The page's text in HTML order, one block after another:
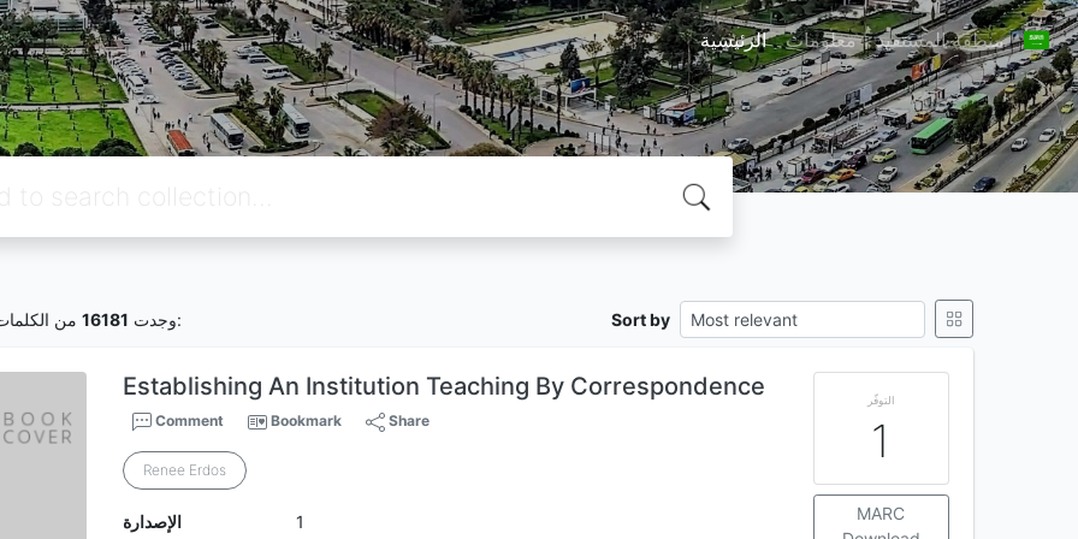
الرئيسية معلومات منطقة المستفيد
وجدت 16181 من الكلمات المفتاحية: Sort by
Establishing An Institution Teaching By Correspondence
Comment Bookmark Share
Renee Erdos
الإصدارة
1
التوفّر
1
MARC